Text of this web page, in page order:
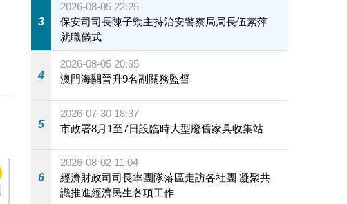
3
2026-08-05 22:25
保安司司長陳子勁主持治安警察局局長伍素萍
就職儀式
4
2026-08-05 20:35
澳門海關晉升9名副關務監督
5
2026-07-30 18:37
市政署8月1至7日設臨時大型廢舊家具收集站
6
2026-08-02 11:04
經濟財政司司長率團隊落區走訪各社團 凝聚共
識推進經濟民生各項工作